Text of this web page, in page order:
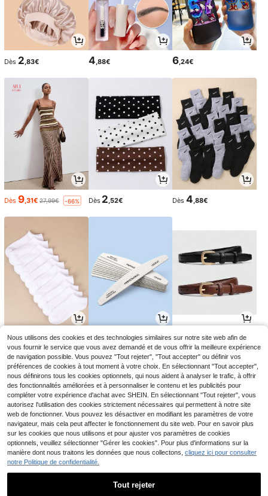
Dès 2 ,83€ 4 ,88€ 6 ,24€
Dès 9,31€ 27,99€ -66% Dès 2,52€ Dès 4,88€
Dès2 ,88€ Dès2,75€2,78€ -1% Dès 3,56€
4
Nous utilisons des cookies et des technologies similaires sur notre site web afin de
vous fournir le service que vous avez demandé et de vous offrir la meilleure expérience
de navigation possible. Vous pouvez "Tout rejeter", "Tout accepter" ou définir vos
préférences de cookies à tout moment à votre choix. En sélectionnant "Tout accepter",
nous définirons tous les cookies optionnels, qui nous aident à analyser le trafic, à offrir
des fonctionnalités améliorées et à personnaliser le contenu et les publicités pour
compléter votre expérience d'achat avec SHEIN. En sélectionnant "Tout rejeter", vous
autorisez l'utilisation des cookies strictement nécessaires qui permettent à notre site
web de fonctionner. Vous pouvez les désactiver en modifiant les paramètres de votre
navigateur, mais cela peut affecter le fonctionnement du site web. Pour en savoir plus
sur les cookies que nous utilisons et pour ajuster vos paramètres de cookies
optionnels, veuillez sélectionner "Gérer les cookies". Pour plus d'informations sur la
manière dont nous traitons les données que nous collectons, cliquez ici pour consulter
notre Politique de confidentialité.
Tout rejeter